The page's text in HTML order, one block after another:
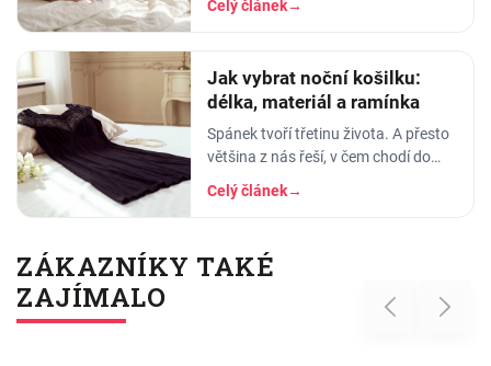
pyžama a noční košilky, ve kterých
Celý článek→
Jak vybrat noční košilku:
délka, materiál a ramínka
Spánek tvoří třetinu života. A přesto
většina z nás řeší, v čem chodí do
práce, do divadla nebo na rande, ale
to, v čem stráví těch osm hodin…
Celý článek→
ZÁKAZNÍKY TAKÉ
ZAJÍMALO
Previous Next